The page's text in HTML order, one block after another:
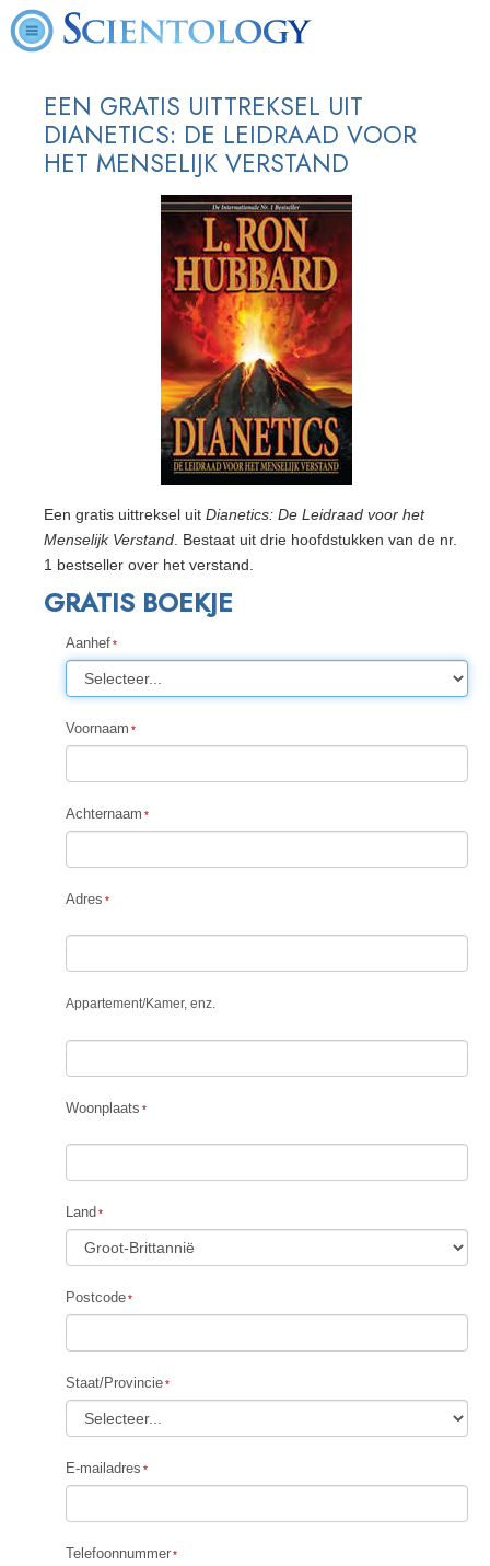
EEN GRATIS UITTREKSEL UIT
DIANETICS: DE LEIDRAAD VOOR
HET MENSELIJK VERSTAND
Een gratis uittreksel uit Dianetics: De Leidraad voor het
Menselijk Verstand . Bestaat uit drie hoofdstukken van de nr.
1 bestseller over het verstand.
GRATIS BOEKJE
Aanhef
Voornaam
Achternaam
Adres
Appartement/Kamer, enz.
Woonplaats
Land
Postcode
Staat/Provincie
E-mailadres
Telefoonnummer